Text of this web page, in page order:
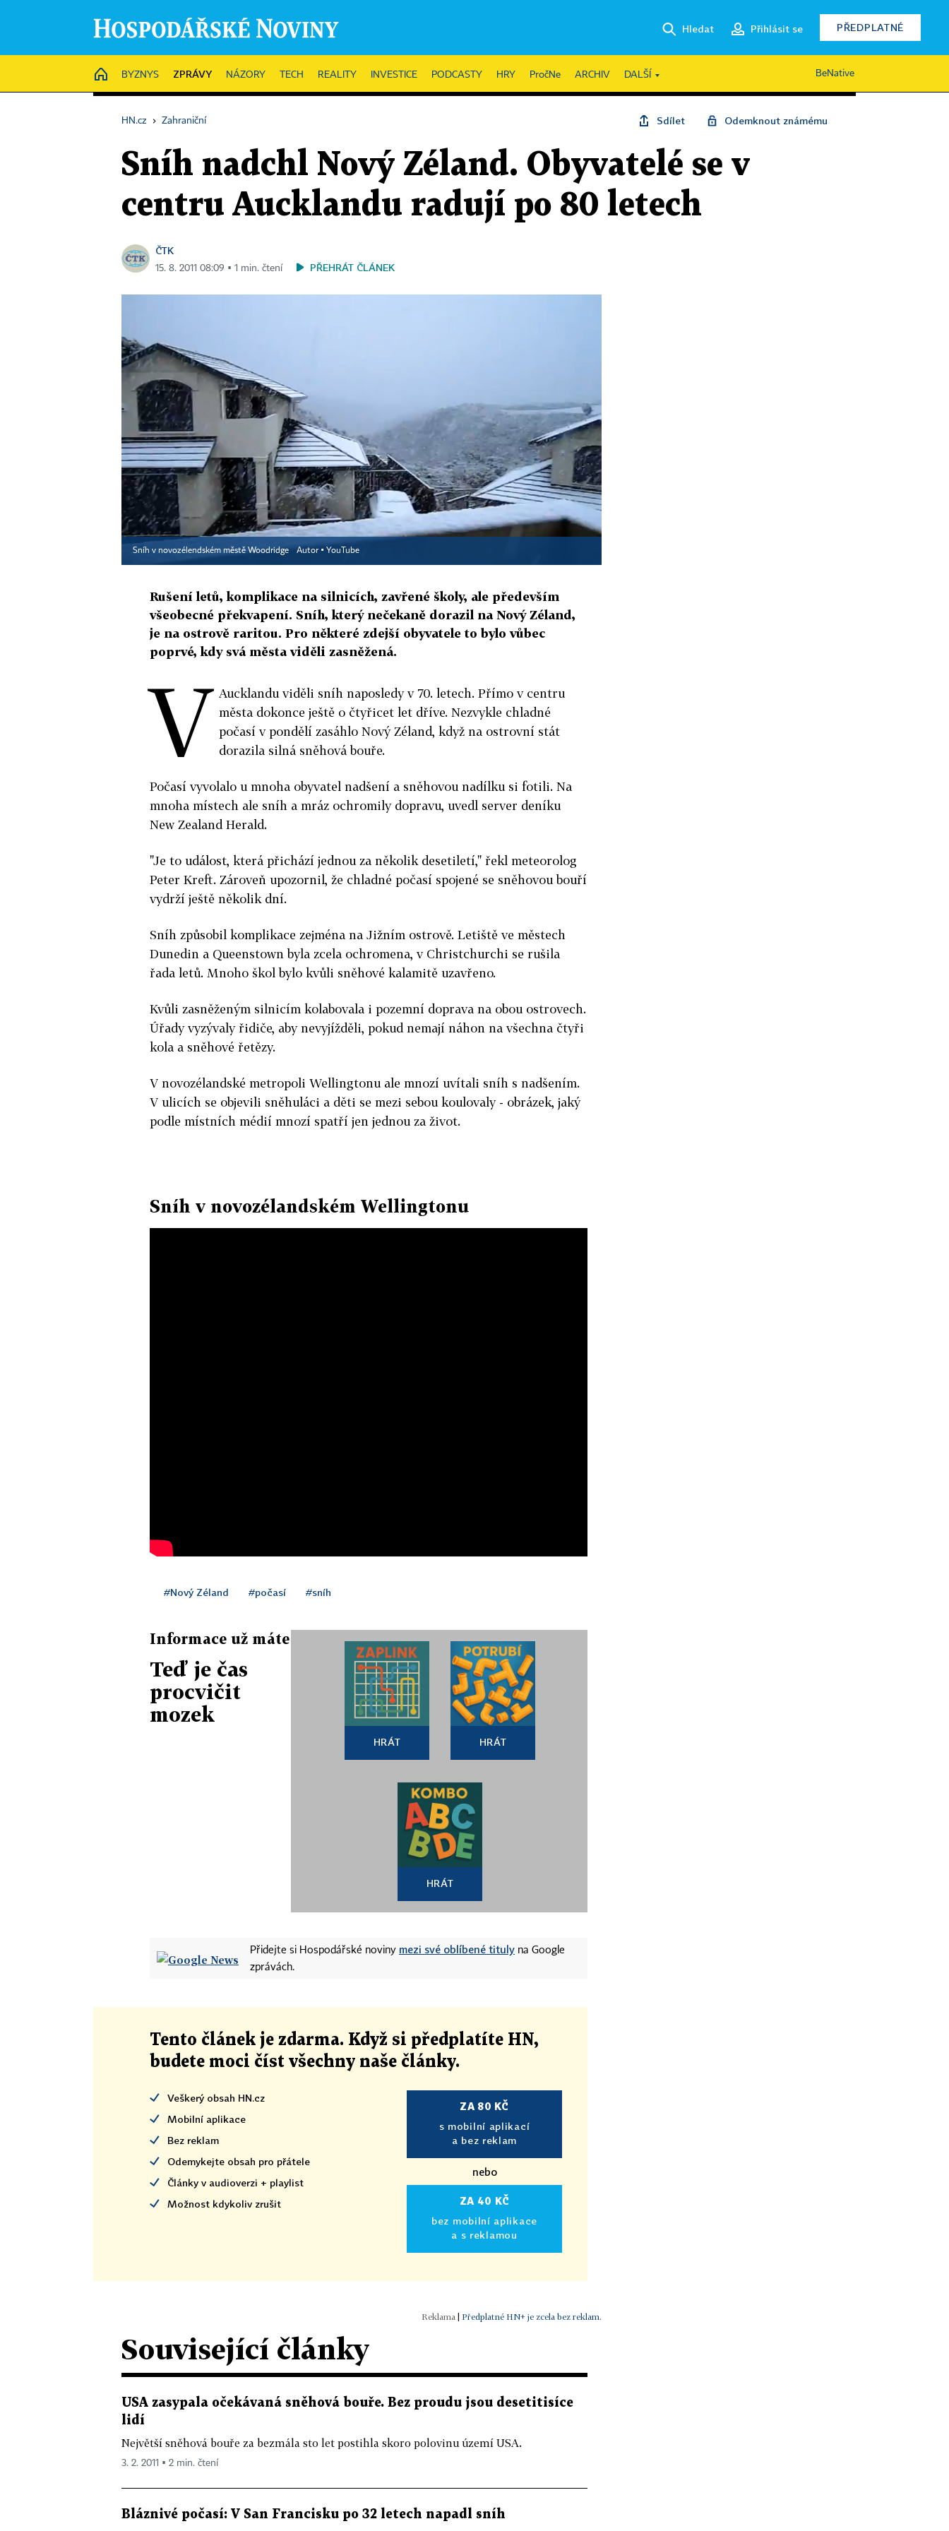
Hledat Přihlásit se PŘEDPLATNÉ
HOME
BYZNYS ZPRÁVY NÁZORY TECH REALITY INVESTICE PODCASTY HRY PročNe ARCHIV DALŠÍ BeNative
HN.cz › Zahraniční Sdílet Odemknout známému
Sníh nadchl Nový Zéland. Obyvatelé se v
centru Aucklandu radují po 80 letech
ČTK
15. 8. 2011 08:09 ▪ 1 min. čtení PŘEHRÁT ČLÁNEK
Sníh v novozélendském městě Woodridge Autor ▪ YouTube
Rušení letů, komplikace na silnicích, zavřené školy, ale především
všeobecné překvapení. Sníh, který nečekaně dorazil na Nový Zéland,
je na ostrově raritou. Pro některé zdejší obyvatele to bylo vůbec
poprvé, kdy svá města viděli zasněžená.
V Aucklandu viděli sníh naposledy v 70. letech. Přímo v centru
města dokonce ještě o čtyřicet let dříve. Nezvykle chladné
počasí v pondělí zasáhlo Nový Zéland, když na ostrovní stát
dorazila silná sněhová bouře.
Počasí vyvolalo u mnoha obyvatel nadšení a sněhovou nadílku si fotili. Na
mnoha místech ale sníh a mráz ochromily dopravu, uvedl server deníku
New Zealand Herald.
"Je to událost, která přichází jednou za několik desetiletí," řekl meteorolog
Peter Kreft. Zároveň upozornil, že chladné počasí spojené se sněhovou bouří
vydrží ještě několik dní.
Sníh způsobil komplikace zejména na Jižním ostrově. Letiště ve městech
Dunedin a Queenstown byla zcela ochromena, v Christchurchi se rušila
řada letů. Mnoho škol bylo kvůli sněhové kalamitě uzavřeno.
Kvůli zasněženým silnicím kolabovala i pozemní doprava na obou ostrovech.
Úřady vyzývaly řidiče, aby nevyjížděli, pokud nemají náhon na všechna čtyři
kola a sněhové řetězy.
V novozélandské metropoli Wellingtonu ale mnozí uvítali sníh s nadšením.
V ulicích se objevili sněhuláci a děti se mezi sebou koulovaly - obrázek, jaký
podle místních médií mnozí spatří jen jednou za život.
Sníh v novozélandském Wellingtonu
#Nový Zéland #počasí #sníh
Informace už máte
Teď je čas
procvičit
mozek
HRÁT HRÁT
HRÁT
Přidejte si Hospodářské noviny mezi své oblíbené tituly na Google
zprávách.
Tento článek je zdarma. Když si předplatíte HN,
budete moci číst všechny naše články.
Veškerý obsah HN.cz
Mobilní aplikace
Bez reklam
Odemykejte obsah pro přátele
Články v audioverzi + playlist
Možnost kdykoliv zrušit
ZA 80 KČ
s mobilní aplikací
a bez reklam
nebo
ZA 40 KČ
bez mobilní aplikace
a s reklamou
| Předplatné HN+ je zcela bez reklam.
Související články
USA zasypala očekávaná sněhová bouře. Bez proudu jsou desetitisíce
lidí
Největší sněhová bouře za bezmála sto let postihla skoro polovinu území USA.
3. 2. 2011 ▪ 2 min. čtení
Bláznivé počasí: V San Francisku po 32 letech napadl sníh